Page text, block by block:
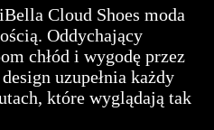
Cloud Shoes moda
Oddychający
chłód i wygodę przez
uzupełnia każdy
które wyglądają tak